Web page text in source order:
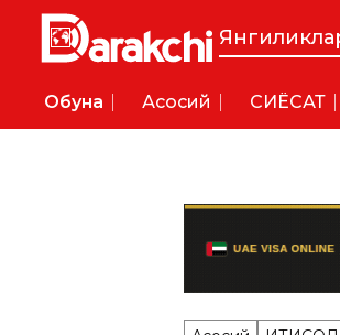
Обуна Асосий СИËСАТ